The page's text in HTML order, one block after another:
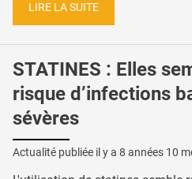
LIRE LA SUITE
STATINES : Elles
risque d’infections
sévères
Actualité publiée il y a 8 années 10